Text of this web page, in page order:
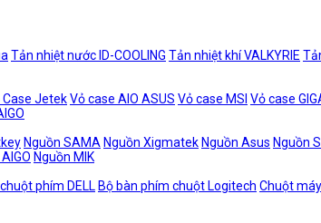
Tản nhiệt nước ID-COOLING Tản nhiệt khí VALKYRIE
Case JetekVỏ case AIO ASUS Vỏ case MSI Vỏ case
Nguồn SAMA Nguồn Xigmatek Nguồn Asus Nguồn
Nguồn MIK
phím DELL Bộ bàn phím chuột Logitech Chuột máy